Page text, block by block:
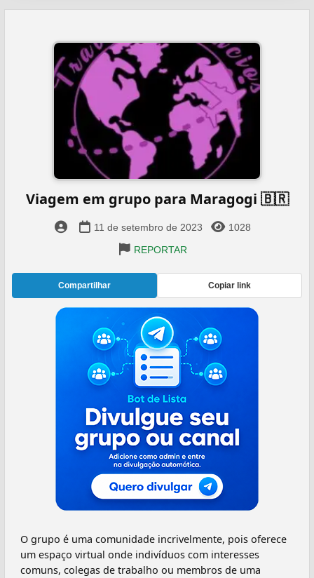
Viagem em grupo para Maragogi 🇧🇷️
11 de setembro de 2023
1028
REPORTAR
Compartilhar Copiar link
O grupo é uma comunidade incrivelmente, pois oferece
um espaço virtual onde indivíduos com interesses
comuns, colegas de trabalho ou membros de uma